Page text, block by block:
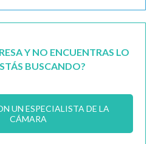
Y NO ENCUENTRAS LO
BUSCANDO?
UN ESPECIALISTA DE LA
CÁMARA